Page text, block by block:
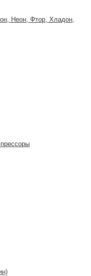
Неон, Фтор, Хладон,